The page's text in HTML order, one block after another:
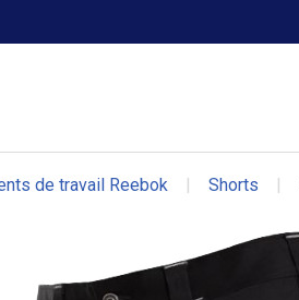
Crew
de travail Reebok | Shorts |